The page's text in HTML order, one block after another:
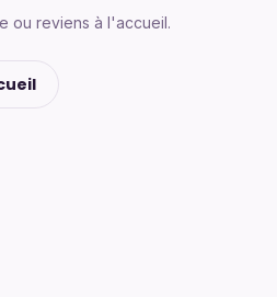
ou reviens à l'accueil.